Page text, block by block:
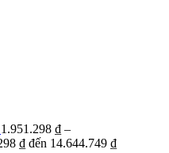
1.951.298 ₫ –
₫ đến 14.644.749 ₫